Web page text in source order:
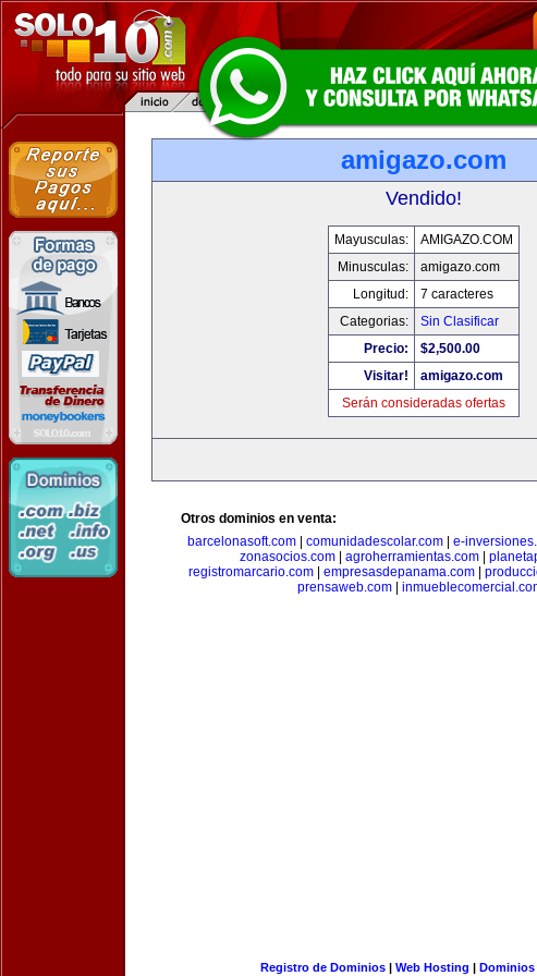
amigazo.com
Vendido!
Mayusculas:
AMIGAZO.COM
Minusculas:
amigazo.com
Longitud:
7 caracteres
Categorias:
Sin Clasificar
Precio:
$2,500.00
Visitar!
amigazo.com
Serán consideradas ofertas
Otros dominios en venta:
barcelonasoft.com
comunidadescolar.com e-
zonasocios.com
agroherramientas.com
registromarcario.com| empresasdepanama.com|
prensaweb.com
Registro de Dominios| Web Hosting | Dominios